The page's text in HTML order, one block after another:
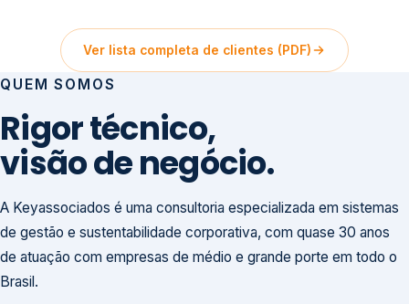
Ver lista completa de clientes (PDF)
QUEM SOMOS
Rigor técnico,
visão de negócio.
A Keyassociados é uma consultoria especializada em sistemas
de gestão e sustentabilidade corporativa, com quase 30 anos
de atuação com empresas de médio e grande porte em todo o
Brasil.